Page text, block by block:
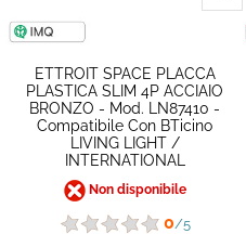
ETTROIT SPACE PLACCA
PLASTICA SLIM 4P ACCIAIO
BRONZO - Mod. LN87410 -
Compatibile Con BTicino
LIVING LIGHT /
INTERNATIONAL
Non disponibile
0/5